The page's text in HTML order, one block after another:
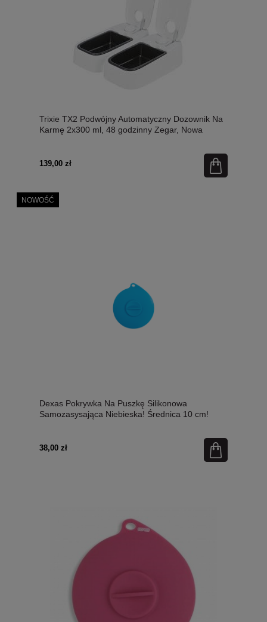
Trixie TX2 Podwójny Automatyczny Dozownik Na
Karmę 2x300 ml, 48 godzinny Zegar, Nowa
139,00 zł
Dexas Pokrywka Na Puszkę Silikonowa
Samozasysająca Niebieska! Średnica 10 cm!
38,00 zł
NOWOŚĆ